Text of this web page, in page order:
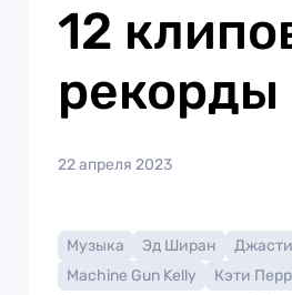
12
рекорды
22 апреля 2023
Музыка Эд Ширан
Machine Gun Kelly
Кэти